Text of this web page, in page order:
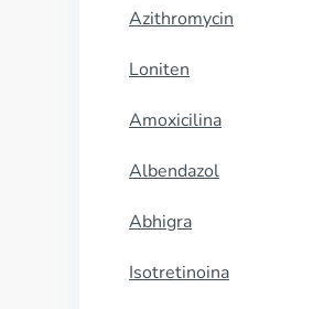
Azithromycin
Loniten
Amoxicilina
Albendazol
Abhigra
Isotretinoina